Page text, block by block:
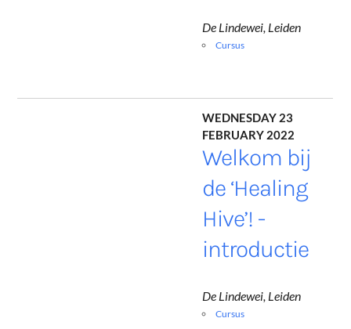
De Lindewei, Leiden
Cursus
Wednesday 23
February 2022
Welkom bij
de ‘Healing
Hive’! -
introductie
De Lindewei, Leiden
Cursus